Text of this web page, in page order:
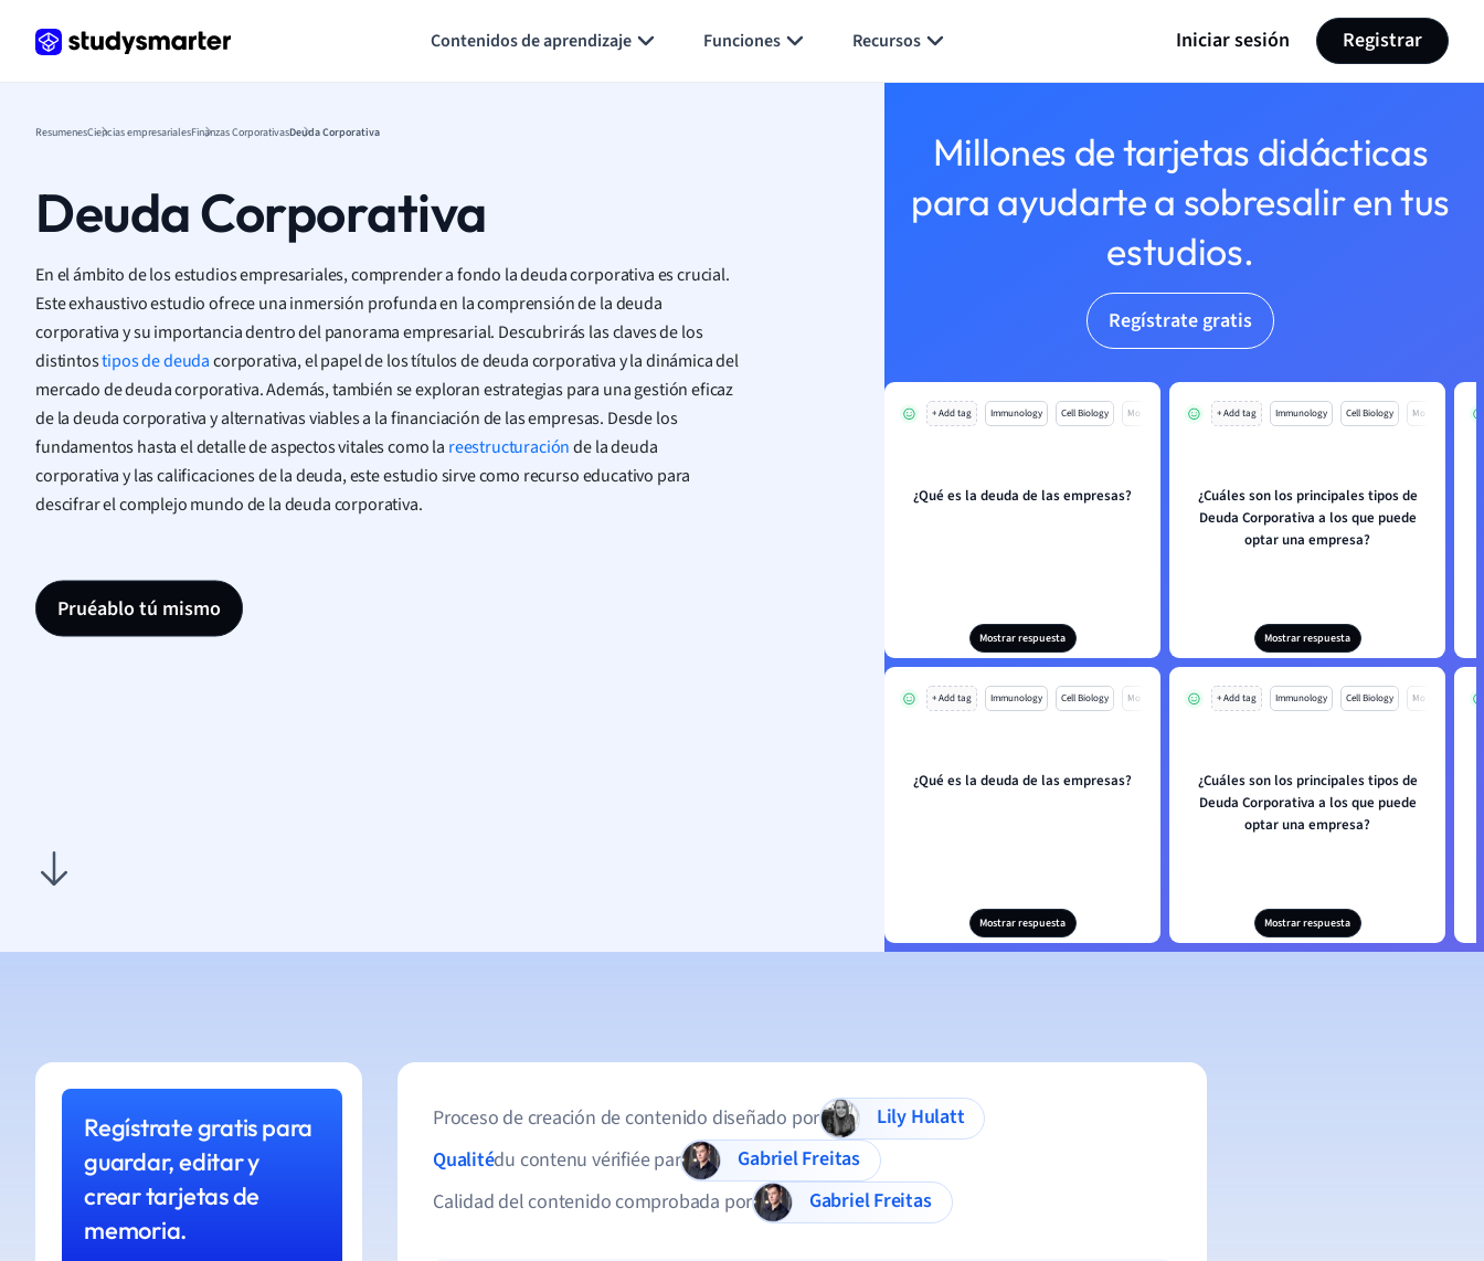
Contenidos de aprendizaje Funciones Recursos Iniciar sesión Registrar
ResumenesCiencias empresarialesFinanzas CorporativasDeuda Corporativa
Deuda Corporativa
En el ámbito de los estudios empresariales, comprender a fondo la deuda corporativa es crucial.
Este exhaustivo estudio ofrece una inmersión profunda en la comprensión de la deuda
corporativa y su importancia dentro del panorama empresarial. Descubrirás las claves de los
distintostipos de deudacorporativa, el papel de los títulos de deuda corporativa y la dinámica del
mercado de deuda corporativa. Además, también se exploran estrategias para una gestión eficaz
de la deuda corporativa y alternativas viables a la financiación de las empresas. Desde los
fundamentos hasta el detalle de aspectos vitales como la reestructuraciónde la deuda
corporativa y las calificaciones de la deuda, este estudio sirve como recurso educativo para
descifrar el complejo mundo de la deuda corporativa.
Pruéablo tú mismo
Millones de tarjetas didácticas
para ayudarte a sobresalir en tus
estudios.
Regístrate gratis
+ Add tag Immunology Cell Biology Mo
¿Qué es la deuda de las empresas?
Mostrar respuesta
+ Add tag Immunology Cell Biology Mo
¿Cuáles son los principales tipos de
Deuda Corporativa a los que puede
optar una empresa?
Mostrar respuesta
+ Add tag Immunology Cell Biology Mo
¿Qué es la deuda de las empresas?
Mostrar respuesta
+ Add tag Immunology Cell Biology Mo
¿Cuáles son los principales tipos de
Deuda Corporativa a los que puede
optar una empresa?
Mostrar respuesta
Regístrate gratis para
guardar, editar y
crear tarjetas de
memoria.
Proceso de creación de contenido diseñado por
Lily Hulatt
Qualitédu contenu vérifiée par
Gabriel Freitas
Calidad del contenido comprobada por
Gabriel Freitas